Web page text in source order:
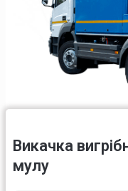
Викачка
мулу